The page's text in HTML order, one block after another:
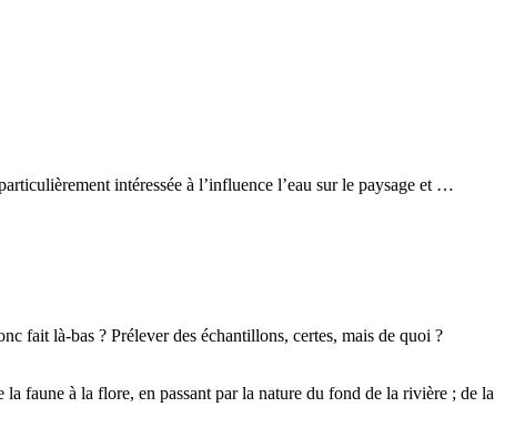
intéressée à l’influence l’eau sur le paysage et …
fait là-bas ? Prélever des échantillons, certes, mais de quoi ?
faune à la flore, en passant par la nature du fond de la rivière ; de la